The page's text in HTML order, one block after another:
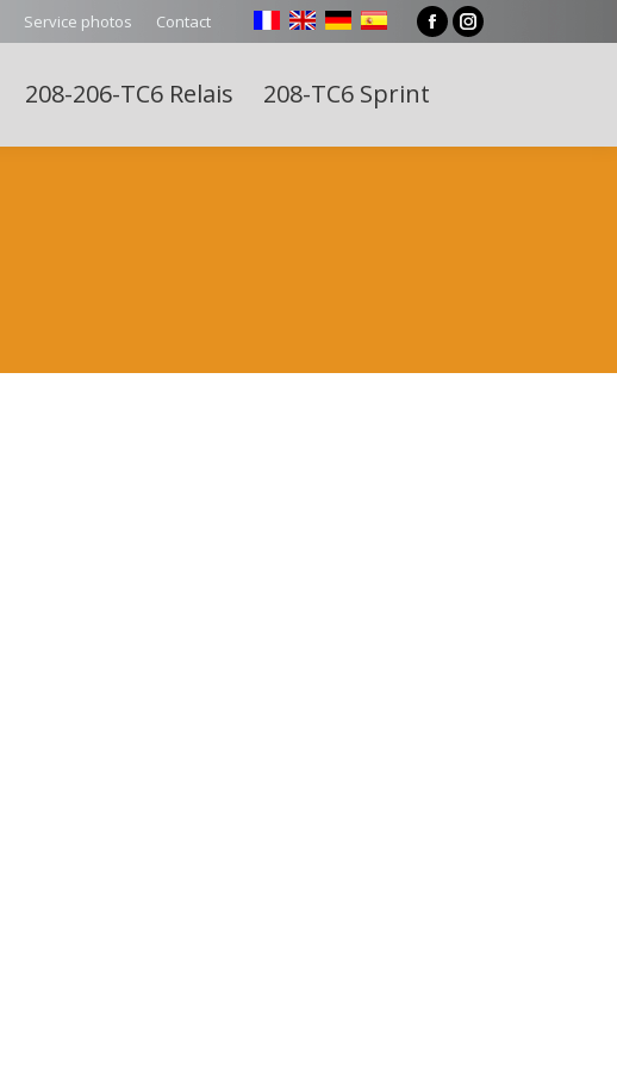
Service photos Contact
FacebookInstagram
208-206-TC6 Relais 208-TC6 Sprint